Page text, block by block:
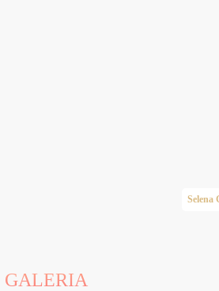
Selena
GALERIA